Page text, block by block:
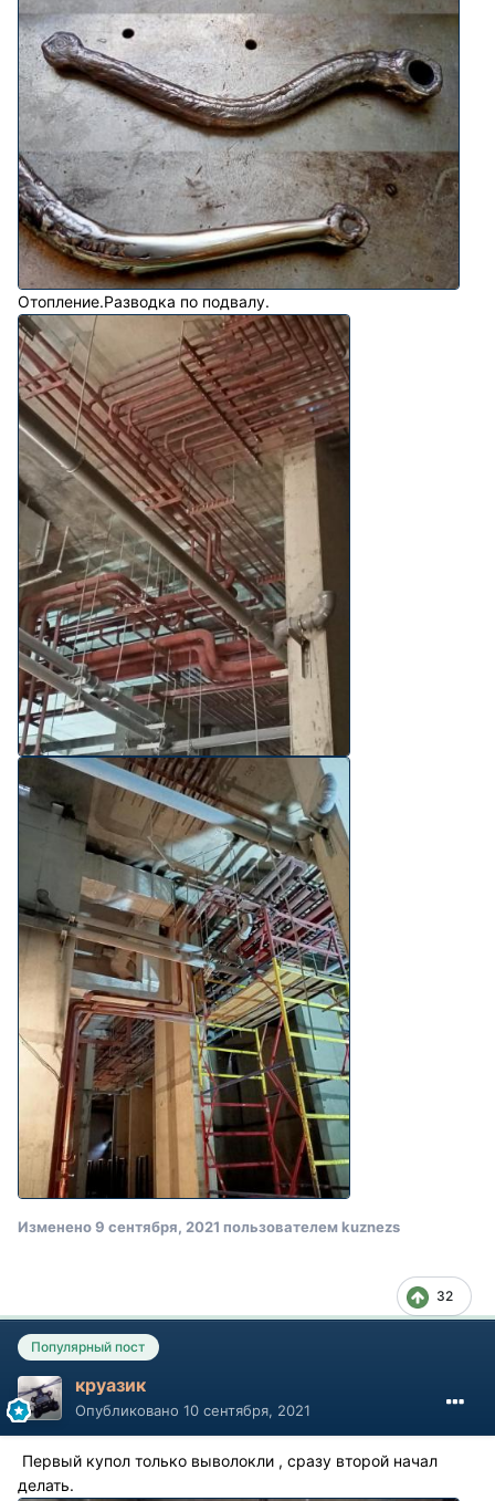
Отопление.Разводка по подвалу.
Изменено9 сентября, 2021 пользователем kuznezs
32
Популярный пост
круазик
Опубликовано 10 сентября, 2021
Первый купол только выволокли , сразу второй начал
делать.